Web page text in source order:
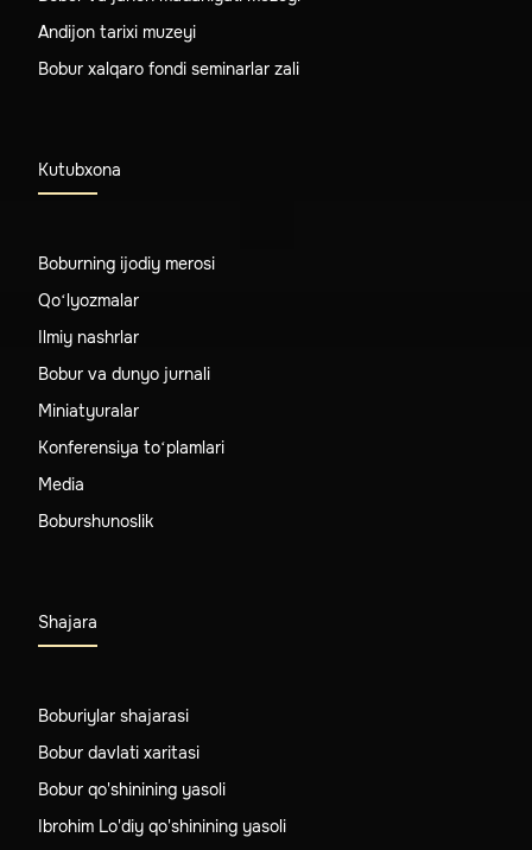
Andijon tarixi muzeyi
Bobur xalqaro fondi seminarlar zali
Kutubxona
Boburning ijodiy merosi
Qo‘lyozmalar
Ilmiy nashrlar
Bobur va dunyo jurnali
Miniatyuralar
Konferensiya to‘plamlari
Media
Boburshunoslik
Shajara
Boburiylar shajarasi
Bobur davlati xaritasi
Bobur qo'shinining yasoli
Ibrohim Lo'diy qo'shinining yasoli